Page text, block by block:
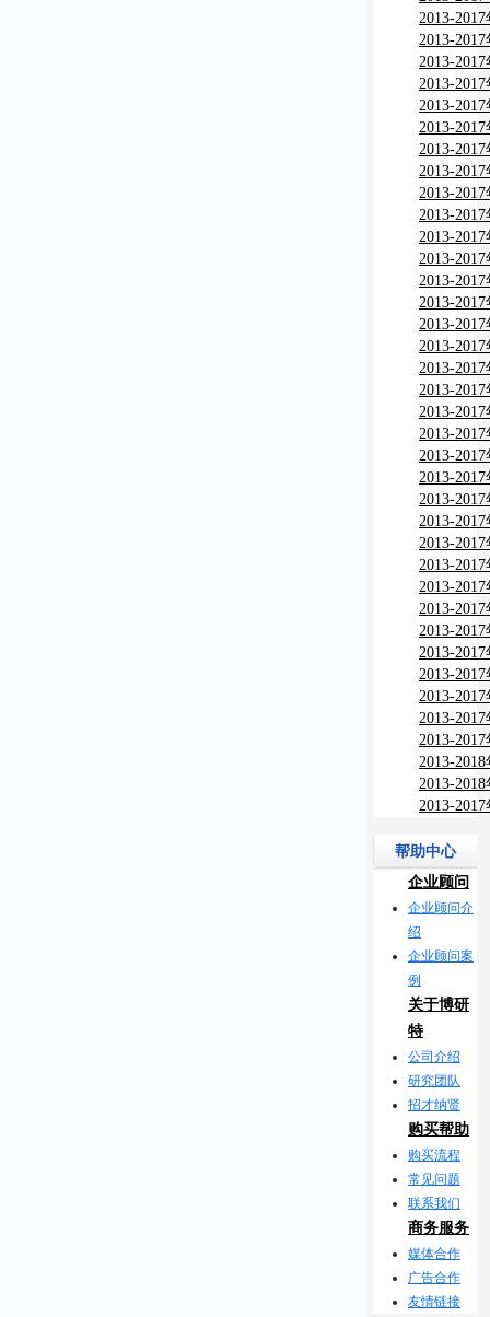
告
分析与投
2013-
市场监测
2013-
析与行业
2013-
场现状分
告
2013-
分析与行
2013-
与行业调
2013-
与行业调
2013-
析与行业
2013-
析与行业
2013-
析与行业
2013-
析与行业
2013-
画用笔市
告
2013-
分析与行
2013-
析与行业
2013-
分析与行
2013-
分析与行
2013-
分析与行
2013-
粒市场分
2013-
分析与行
2013-
市场分析
2013-
用墨水市
告
2013-
与行业调
2013-
与行业调
2013-
与行业调
2013-
测及投资
2013-
监测及投
2013-
监测及投
2013-
监测及投
2013-
市场现状
报告
2013-
习产品市
究报告
2013-
分析及投
2013-
需分析及
2013-
竞争力分
告
2013-
分析及投
2013-
竞争力分
告
2013-
教）市场
研究报告
2013-
场深度调
2013-
究报告
帮助中心
企业顾问
企业顾问介
绍
企业顾问案
例
关于博研
特
公司介绍
研究团队
招才纳贤
购买帮助
购买流程
常见问题
联系我们
商务服务
媒体合作
广告合作
友情链接